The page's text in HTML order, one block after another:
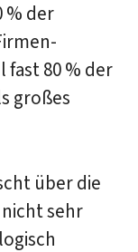
% der
80 % der
großes
über die
nicht sehr